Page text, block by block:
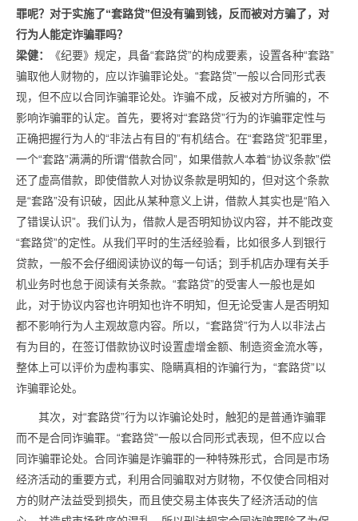
罪呢？对于实施了“套路贷”但没有骗到钱，反而被对方骗了，对
行为人能定诈骗罪吗？
梁健：
《纪要》规定，具备“套路贷”的构成要素，设置各种“套路”
骗取他人财物的，应以诈骗罪论处。“套路贷”一般以合同形式表
现，但不应以合同诈骗罪论处。诈骗不成，反被对方所骗的，不
影响诈骗罪的认定。首先，要将对“套路贷”行为的诈骗罪定性与
正确把握行为人的“非法占有目的”有机结合。在“套路贷”犯罪里，
一个“套路”满满的所谓“借款合同”，如果借款人本着“协议条款”偿
还了虚高借款，即使借款人对协议条款是明知的，但对这个条款
是“套路”没有识破，因此从某种意义上讲，借款人其实也是“陷入
了错误认识”。我们认为，借款人是否明知协议内容，并不能改变
“套路贷”的定性。从我们平时的生活经验看，比如很多人到银行
贷款，一般不会仔细阅读协议的每一句话；到手机店办理有关手
机业务时也怠于阅读有关条款。“套路贷”的受害人一般也是如
此，对于协议内容也许明知也许不明知，但无论受害人是否明知
都不影响行为人主观故意内容。所以，“套路贷”行为人以非法占
有为目的，在签订借款协议时设置虚增金额、制造资金流水等，
整体上可以评价为虚构事实、隐瞒真相的诈骗行为，“套路贷”以
诈骗罪论处。
其次，对“套路贷”行为以诈骗论处时，触犯的是普通诈骗罪
而不是合同诈骗罪。“套路贷”一般以合同形式表现，但不应以合
同诈骗罪论处。合同诈骗是诈骗罪的一种特殊形式，合同是市场
经济活动的重要方式，利用合同骗取对方财物，不仅使合同相对
方的财产法益受到损失，而且使交易主体丧失了经济活动的信